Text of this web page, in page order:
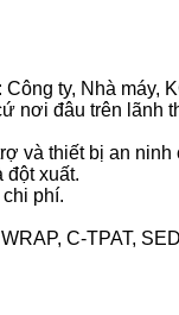
ty, Nhà máy,
nơi đâu trên lãnh
và thiết bị an ninh
đột xuất.
phí.
C-TPAT,